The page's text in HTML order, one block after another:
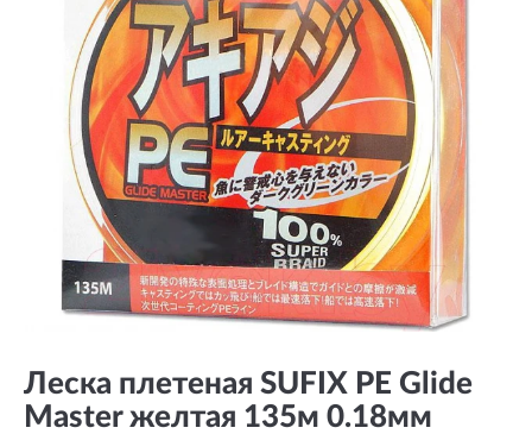
Леска плетеная SUFIX PE Glide
Master желтая 135м 0.18мм